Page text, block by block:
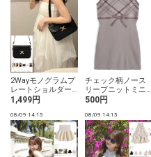
2Wayモノグラムプ
レートショルダー
バッグ
1,499円
チェック柄ノース
リーブニットミニ
ワンピース
500円
08/09 14:15 08/09 14:15